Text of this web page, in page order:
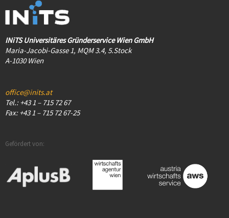
INiTS Universitäres Gründerservice Wien GmbH
Maria-Jacobi-Gasse 1, MQM 3.4, 5.Stock
A-1030 Wien
office@inits.at
Tel.: +43 1 – 715 72 67
Fax: +43 1 – 715 72 67-25
Gefördert von: